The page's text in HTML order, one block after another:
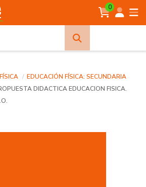
0
EDUCACIÓN FÍSICA: SECUNDARIA
DIDACTICA EDUCACION FISICA.